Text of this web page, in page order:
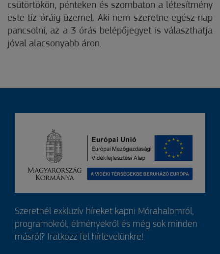
csütörtökön, pénteken és szombaton a létesítmény
este tíz óráig üzemel. Aki nem szeretne egész nap
pancsolni, az a 3 órás belépőjegyet is választhatja
jóval alacsonyabb áron.
Szeretnél exkluzív híreket kapni Mórahalomról,
programokról, élményekről és még sok minden
másról? Iratkozz fel hírlevelünkre!